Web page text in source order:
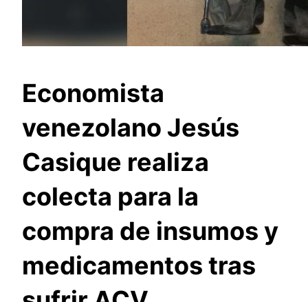
Economista
venezolano Jesús
Casique realiza
colecta para la
compra de insumos y
medicamentos tras